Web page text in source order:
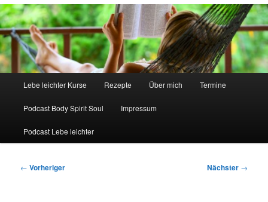
Lebe leichter Kurse Rezepte Über mich Termine
Podcast Body Spirit Soul Impressum
Podcast Lebe leichter
Beitragsnavigation
← Vorheriger Nächster →